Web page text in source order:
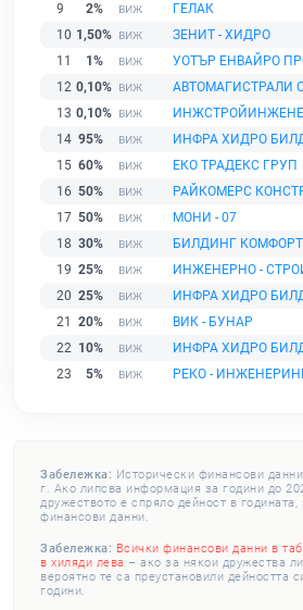
9
2%
ГЕЛАК
10 1,50%
ЗЕНИТ - ХИДРО
11
1%
УОТЪР ЕНВАЙРО
12 0,10%
АВТОМАГИСТРАЛИ
13 0,10%
14 95%
ИНФРА ХИДРО
15 60%
ЕКО ТРАДЕКС ГРУП
16 50%
РАЙКОМЕРС
17 50%
МОНИ - 07
18 30%
БИЛДИНГ
19 25%
ИНЖЕНЕРНО -
20 25%
ИНФРА ХИДРО
21
20%
ВИК - БУНАР
22 10%
ИНФРА ХИДРО
23
5% РЕКО -
Забележка: Исторически финансови
г. Ако липсва информация за години до
дружеството е спряло дейност в
финансови данни.
Забележка: Всички финансови данни в
в хиляди лева – ако за някои дружества
вероятно те са преустановили дейността
години.